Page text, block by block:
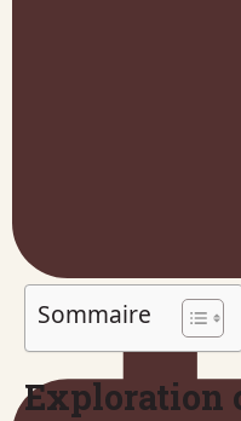
Publié
Sommaire
Exploration